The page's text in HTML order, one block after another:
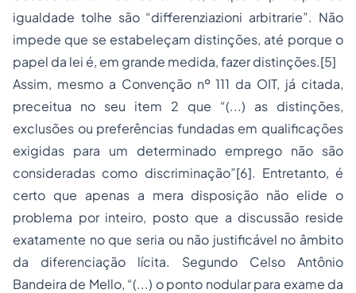
igualdade tolhe são “differenziazioni arbitrarie”. Não
impede que se estabeleçam distinções, até porque o
papel da lei é, em grande medida, fazer distinções.[5]
Assim, mesmo a Convenção nº 111 da OIT, já citada,
preceitua no seu item 2 que “(...) as distinções,
exclusões ou preferências fundadas em qualificações
exigidas para um determinado emprego não são
consideradas como discriminação”[6]. Entretanto, é
certo que apenas a mera disposição não elide o
problema por inteiro, posto que a discussão reside
exatamente no que seria ou não justificável no âmbito
da diferenciação lícita. Segundo Celso Antônio
Bandeira de Mello, “(...) o ponto nodular para exame da